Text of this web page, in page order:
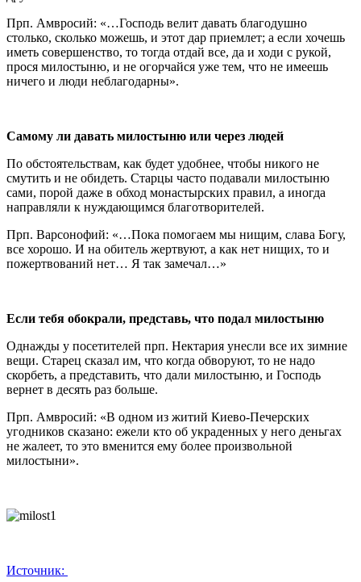
Прп. Амвросий: «…Господь велит давать благодушно
столько, сколько можешь, и этот дар приемлет; а если хочешь
иметь совершенство, то тогда отдай все, да и ходи с рукой,
прося милостыню, и не огорчайся уже тем, что не имеешь
ничего и люди неблагодарны».
Самому ли давать милостыню или через людей
По обстоятельствам, как будет удобнее, чтобы никого не
смутить и не обидеть. Старцы часто подавали милостыню
сами, порой даже в обход монастырских правил, а иногда
направляли к нуждающимся благотворителей.
Прп. Варсонофий: «…Пока помогаем мы нищим, слава Богу,
все хорошо. И на обитель жертвуют, а как нет нищих, то и
пожертвований нет… Я так замечал…»
Если тебя обокрали, представь, что подал милостыню
Однажды у посетителей прп. Нектария унесли все их зимние
вещи. Старец сказал им, что когда обворуют, то не надо
скорбеть, а представить, что дали милостыню, и Господь
вернет в десять раз больше.
Прп. Амвросий: «В одном из житий Киево-Печерских
угодников сказано: ежели кто об украденных у него деньгах
не жалеет, то это вменится ему более произвольной
милостыни».
Источник: